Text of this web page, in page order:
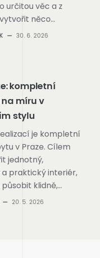
určitou věc a z
něco…
— 30. 6. 2026
kompletní
míru v
stylu
je kompletní
v Praze. Cílem
jednotný,
a praktický interiér,
klidně,…
— 20. 5. 2026